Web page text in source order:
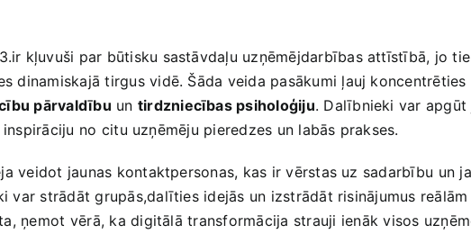
kļuvuši par būtisku sastāvdaļu uzņēmējdarbības attīstībā, jo‌
dinamiskajā tirgus vidē. Šāda veida pasākumi ļauj
pārvaldību un tirdzniecības psiholoģiju. Dalībnieki var apgūt
no ⁣citu uzņēmēju pieredzes un labās prakses.
veidot‍ jaunas kontaktpersonas, kas ir vērstas uz sadarbību⁢ un
var strādāt grupās,dalīties idejās un izstrādāt risinājumus
ņemot ⁣vērā, ka digitālā‍ transformācija strauji ⁣ienāk visos